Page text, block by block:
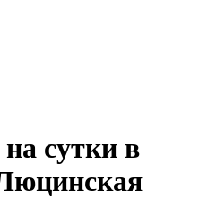
сутки в